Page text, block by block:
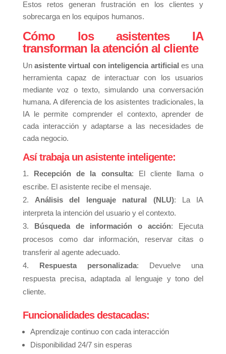
Estos retos generan frustración en los clientes y
sobrecarga en los equipos humanos.
Cómo los asistentes IA
transforman la atención al cliente
Unasistente virtual con inteligencia artificial es una
herramienta capaz de interactuar con los usuarios
mediante voz o texto, simulando una conversación
humana. A diferencia de los asistentes tradicionales, la
IA le permite comprender el contexto, aprender de
cada interacción y adaptarse a las necesidades de
cada negocio.
Así trabaja un asistente inteligente:
Recepción de la consulta: El cliente llama o
escribe. El asistente recibe el mensaje.
Análisis del lenguaje natural (NLU): La IA
interpreta la intención del usuario y el contexto.
Búsqueda de información o acción: Ejecuta
procesos como dar información, reservar citas o
transferir al agente adecuado.
Respuesta personalizada: Devuelve una
respuesta precisa, adaptada al lenguaje y tono del
cliente.
Funcionalidades destacadas:
Aprendizaje continuo con cada interacción
Disponibilidad 24/7 sin esperas